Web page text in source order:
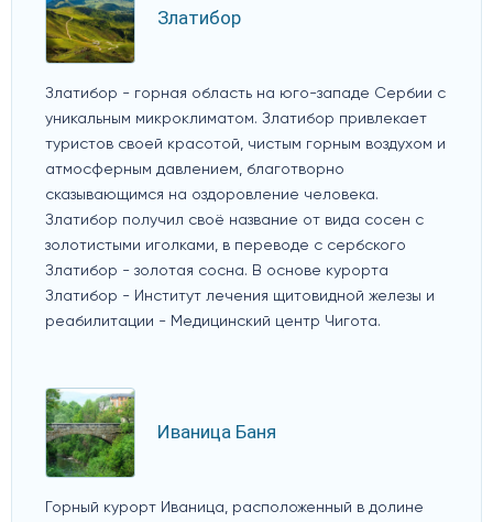
Златибор
Златибор - горная область на юго-западе Сербии с
уникальным микроклиматом. Златибор привлекает
туристов своей красотой, чистым горным воздухом и
атмосферным давлением, благотворно
сказывающимся на оздоровление человека.
Златибор получил своё название от вида сосен с
золотистыми иголками, в переводе с сербского
Златибор - золотая сосна. В основе курорта
Златибор - Институт лечения щитовидной железы и
реабилитации - Медицинский центр Чигота.
Иваница Баня
Горный курорт Иваница, расположенный в долине